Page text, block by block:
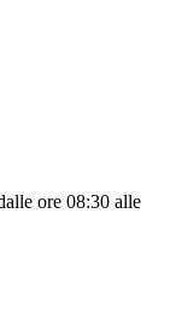
ore 08:30 alle